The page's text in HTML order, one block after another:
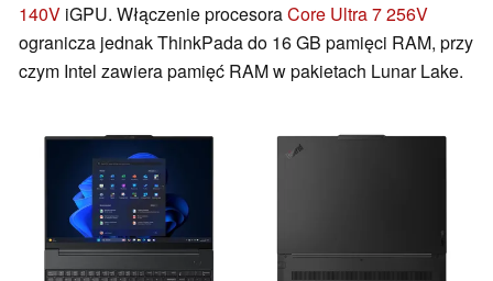
140V iGPU. Włączenie procesoraCore Ultra 7 256V
ogranicza jednak ThinkPada do 16 GB pamięci RAM, przy
czym Intel zawiera pamięć RAM w pakietach Lunar Lake.